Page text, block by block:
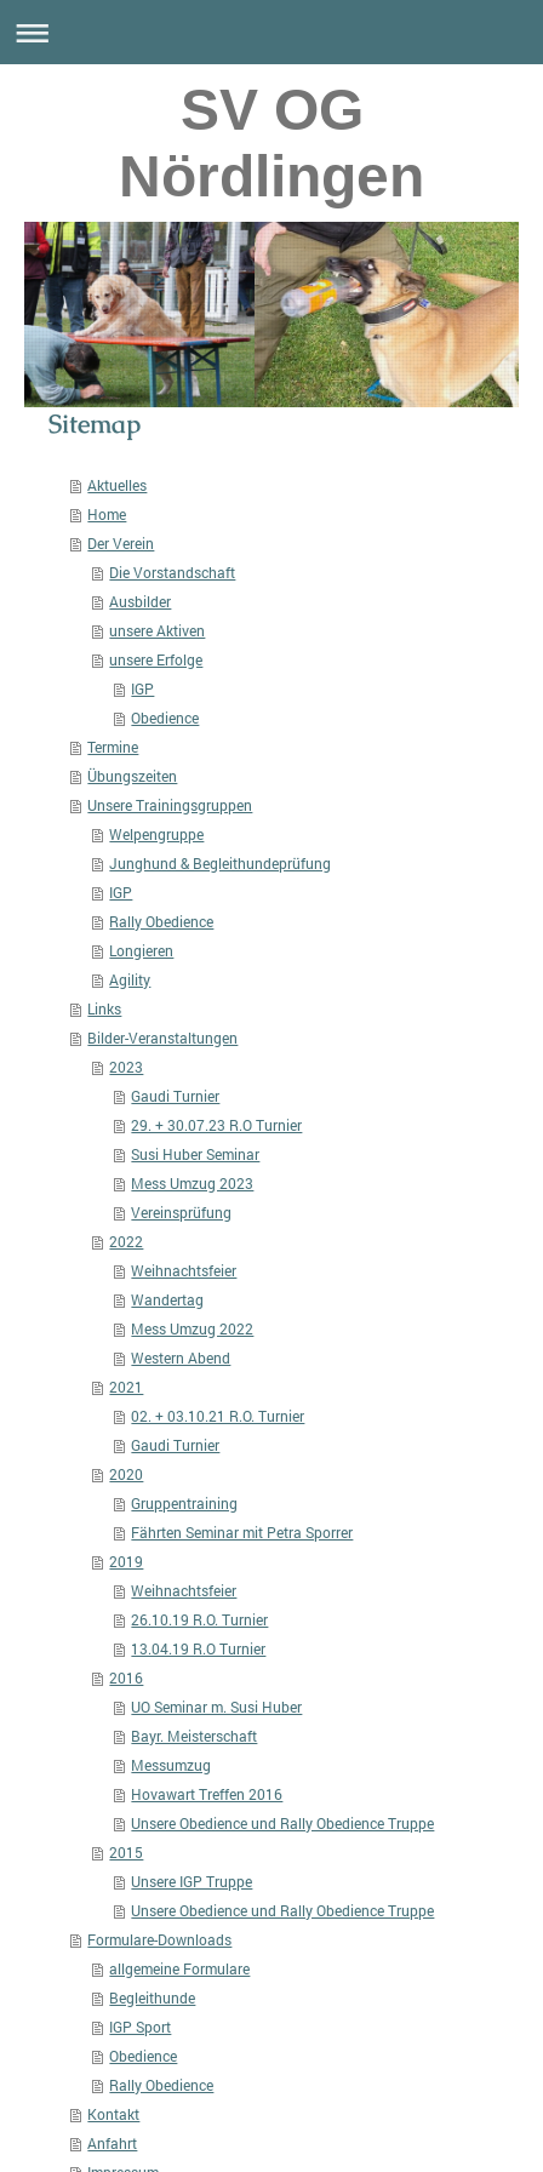
SV OG
Nördlingen
Sitemap
Aktuelles
Home
Der Verein
Die Vorstandschaft
Ausbilder
unsere Aktiven
unsere Erfolge
IGP
Obedience
Termine
Übungszeiten
Unsere Trainingsgruppen
Welpengruppe
Junghund & Begleithundeprüfung
IGP
Rally Obedience
Longieren
Agility
Links
Bilder-Veranstaltungen
2023
Gaudi Turnier
29. + 30.07.23 R.O Turnier
Susi Huber Seminar
Mess Umzug 2023
Vereinsprüfung
2022
Weihnachtsfeier
Wandertag
Mess Umzug 2022
Western Abend
2021
02. + 03.10.21 R.O. Turnier
Gaudi Turnier
2020
Gruppentraining
Fährten Seminar mit Petra Sporrer
2019
Weihnachtsfeier
26.10.19 R.O. Turnier
13.04.19 R.O Turnier
2016
UO Seminar m. Susi Huber
Bayr. Meisterschaft
Messumzug
Hovawart Treffen 2016
Unsere Obedience und Rally Obedience Truppe
2015
Unsere IGP Truppe
Unsere Obedience und Rally Obedience Truppe
Formulare-Downloads
allgemeine Formulare
Begleithunde
IGP Sport
Obedience
Rally Obedience
Kontakt
Anfahrt